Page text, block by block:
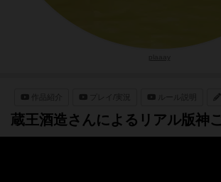
作品紹介
蔵王酒造さんによるリアル版神